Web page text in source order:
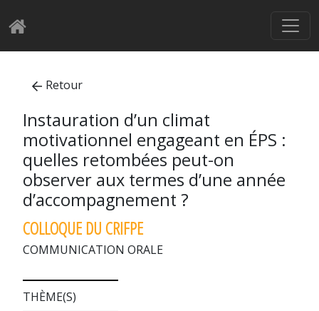
Retour
Instauration d’un climat
motivationnel engageant en ÉPS :
quelles retombées peut-on
observer aux termes d’une année
d’accompagnement ?
COLLOQUE DU CRIFPE
COMMUNICATION ORALE
THÈME(S)